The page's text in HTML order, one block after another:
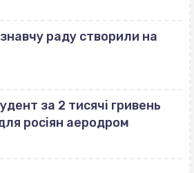
раду створили на
за 2 тисячі гривень
росіян аеродром